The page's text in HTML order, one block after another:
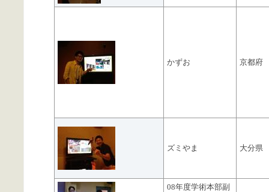
かずお 京都府
ズミやま 大分県
08年度学術本部副